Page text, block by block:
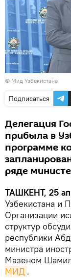
© Мид Узбекистана
Подписаться
Делегация
прибыла в
программе
ряде
ТАШКЕНТ, 25
Узбекистана и
Организации
структур
республики
министра
Мазеном
МИД .